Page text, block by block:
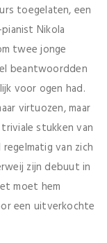
toegelaten, een
Nikola
twee jonge
beantwoordden
voor ogen had.
virtuozen, maar
stukken van
van zich
zijn debuut in
moet hem
een uitverkochte